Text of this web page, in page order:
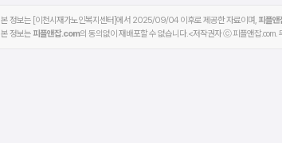
본 정보는 [이천시재가노인복지센터]에서 2025/09/04 이후로 제공한 자료이며, 피플
본 정보는 피플앤잡.com의 동의없이 재배포할 수 없습니다.<저작권자 ⓒ 피플앤잡.com.